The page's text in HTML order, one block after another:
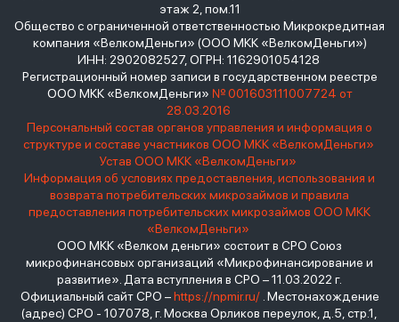
этаж 2, пом.11
Общество с ограниченной ответственностью Микрокредитная
компания «ВелкомДеньги» (ООО МКК «ВелкомДеньги»)
ИНН: 2902082527, ОГРН: 1162901054128
Регистрационный номер записи в государственном реестре
ООО МКК «ВелкомДеньги» № 001603111007724 от
28.03.2016
Персональный состав органов управления и информация о
структуре и составе участников ООО МКК «ВелкомДеньги»
Устав ООО МКК «ВелкомДеньги»
Информация об условиях предоставления, использования и
возврата потребительских микрозаймов и правила
предоставления потребительских микрозаймов ООО МКК
«ВелкомДеньги»
ООО МКК «Велком деньги» состоит в СРО Союз
микрофинансовых организаций «Микрофинансирование и
развитие». Дата вступления в СРО – 11.03.2022 г.
Официальный сайт СРО –https://npmir.ru/. Местонахождение
(адрес) СРО - 107078, г. Москва Орликов переулок, д.5, стр.1,